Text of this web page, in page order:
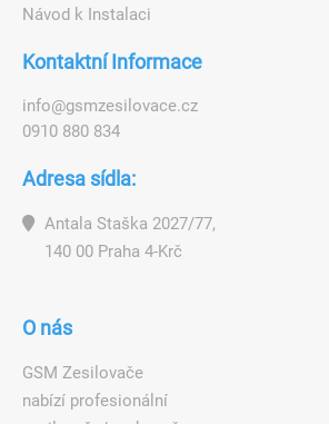
Návod k Instalaci
Kontaktní Informace
info@gsmzesi ovace.cz
0910 880 834
Adresa sídla:
Antala Staška 2027/77,
140 00 Praha 4-Krč
O nás
GSM Zesilovače
nabízí profesionální